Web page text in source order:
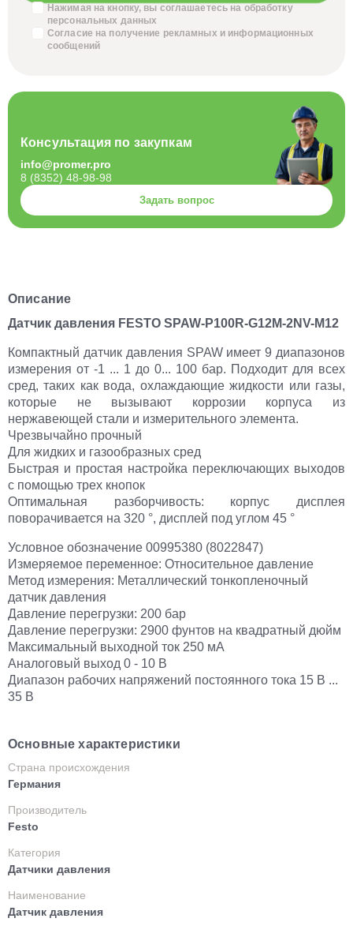
Описание
Датчик давления FESTO SPAW-P100R-G12M-2NV-M12
Компактный датчик давления SPAW имеет 9 диапазонов
измерения от -1 ... 1 до 0... 100 бар. Подходит для всех
сред, таких как вода, охлаждающие жидкости или газы,
которые не вызывают коррозии корпуса из
нержавеющей стали и измерительного элемента.
Чрезвычайно прочный
Для жидких и газообразных сред
Быстрая и простая настройка переключающих выходов
с помощью трех кнопок
Оптимальная разборчивость: корпус дисплея
поворачивается на 320 °, дисплей под углом 45 °
Условное обозначение 00995380 (8022847)
Измеряемое переменное: Относительное давление
Метод измерения: Металлический тонкопленочный
датчик давления
Давление перегрузки: 200 бар
Давление перегрузки: 2900 фунтов на квадратный дюйм
Максимальный выходной ток 250 мА
Аналоговый выход 0 - 10 В
Диапазон рабочих напряжений постоянного тока 15 В ...
35 В
Основные характеристики
Страна происхождения
Германия
Производитель
Festo
Категория
Датчики давления
Наименование
Датчик давления
Нажимая на кнопку, вы соглашаетесь на обработку
персональных данных
Согласие на получение рекламных и информационных
сообщений
Консультация по закупкам
info@promer.pro
8 (8352) 48-98-98
Задать вопрос